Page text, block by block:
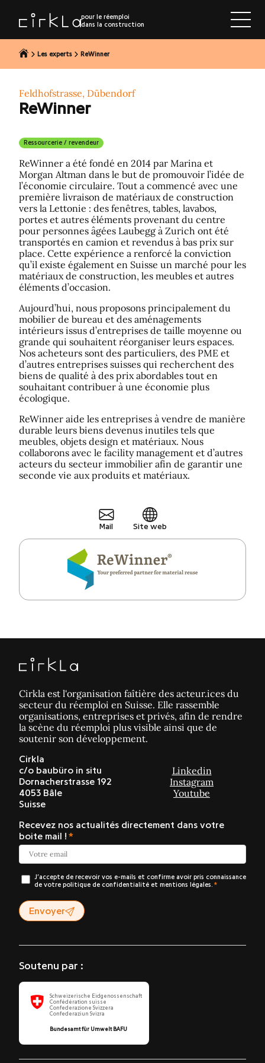
contenu
pour le réemploi
dans la construction
Les experts ReWinner
Feldhofstrasse, Dübendorf
ReWinner
Ressourcerie / revendeur
ReWinner a été fondé en 2014 par Marina et
Morgan Altman dans le but de promouvoir l’idée de
l’économie circulaire. Tout a commencé avec une
première livraison de matériaux de construction
vers la Lettonie : des fenêtres, tables, lavabos,
portes et autres éléments provenant du centre
pour personnes âgées Laubegg à Zurich ont été
transportés en camion et revendus à bas prix sur
place. Cette expérience a renforcé la conviction
qu’il existe également en Suisse un marché pour les
matériaux de construction, les meubles et autres
éléments d’occasion.
Aujourd’hui, nous proposons principalement du
mobilier de bureau et des aménagements
intérieurs issus d’entreprises de taille moyenne ou
grande qui souhaitent réorganiser leurs espaces.
Nos acheteurs sont des particuliers, des PME et
d’autres entreprises suisses qui recherchent des
biens de qualité à des prix abordables tout en
souhaitant contribuer à une économie plus
écologique.
ReWinner aide les entreprises à vendre de manière
durable leurs biens devenus inutiles tels que
meubles, objets design et matériaux. Nous
collaborons avec le facility management et d’autres
acteurs du secteur immobilier afin de garantir une
seconde vie aux produits et matériaux.
Mail Site web
Cirkla est l'organisation faîtière des acteur.ices du
secteur du réemploi en Suisse. Elle rassemble
organisations, entreprises et privés, afin de rendre
la scène du réemploi plus visible ainsi que de
soutenir son développement.
Cirkla
c/o baubüro in situ
Dornacherstrasse 192
4053 Bâle
Suisse
Linkedin
Instagram
Youtube
Recevez nos actualités directement dans votre
boite mail !
J’accepte de recevoir vos e-mails et confirme avoir pris connaissance
de votre politique de confidentialité et mentions légales.
Envoyer
Soutenu par :
Schweizerische Eidgenossenschaft
Confédération suisse
Confederazione Svizzera
Confederaziun Svizra
Bundesamt für Umwelt BAFU